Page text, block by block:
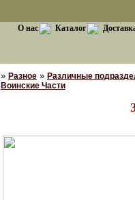
О нас Каталог
» Разное » Различные
Воинские Части